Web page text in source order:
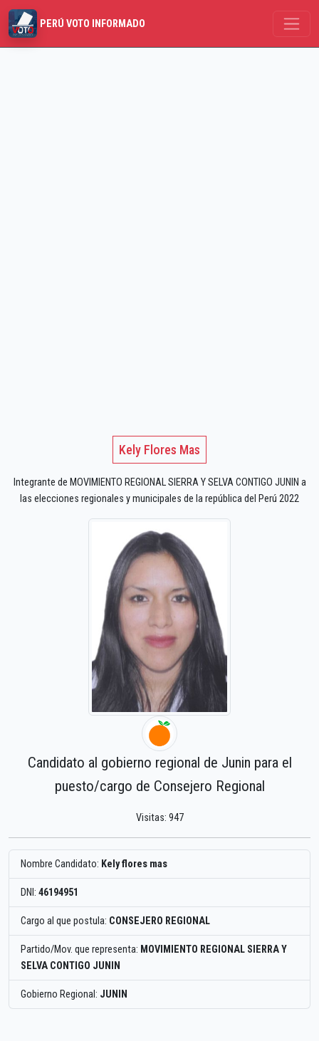
PERÚ VOTO INFORMADO
Kely Flores Mas
Integrante de MOVIMIENTO REGIONAL SIERRA Y SELVA CONTIGO JUNIN a
las elecciones regionales y municipales de la república del Perú 2022
Candidato al gobierno regional de Junin para el
puesto/cargo de Consejero Regional
Visitas: 947
Nombre Candidato: Kely flores mas
DNI: 46194951
Cargo al que postula: CONSEJERO REGIONAL
Partido/Mov. que representa: MOVIMIENTO REGIONAL SIERRA Y
SELVA CONTIGO JUNIN
Gobierno Regional: JUNIN